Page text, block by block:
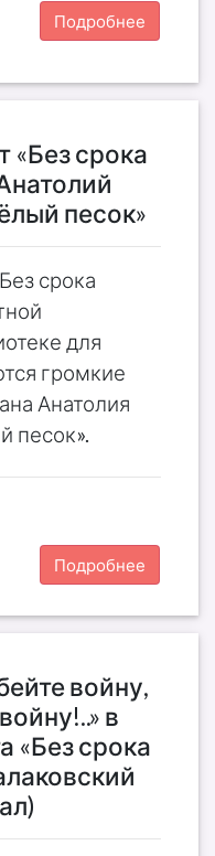
Подробнее
«Без срока
песок»
срока
для
громкие
Анатолия
песок».
Подробнее
войну,
в
«Без срока